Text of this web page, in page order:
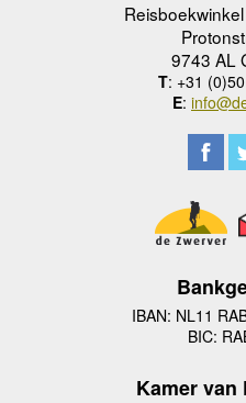
9743 AL
T: +31
E:
IBAN: NL11
BIC:
Kamer van